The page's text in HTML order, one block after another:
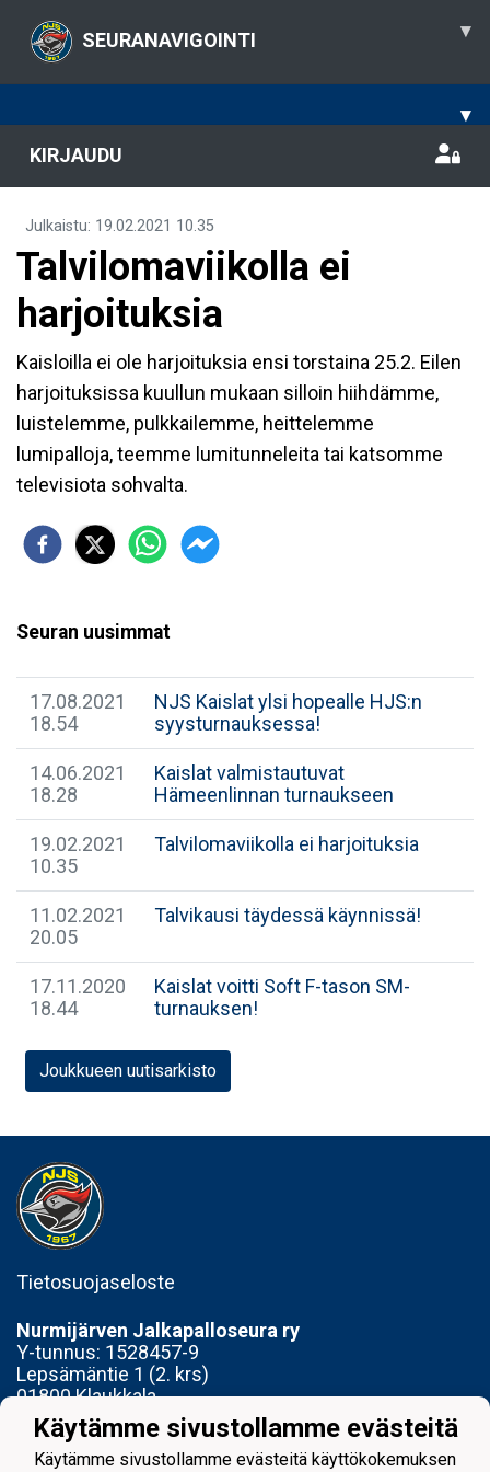
SEURANAVIGOINTI ▾
▾
KIRJAUDU
Julkaistu: 19.02.2021 10.35
Talvilomaviikolla ei
harjoituksia
Kaisloilla ei ole harjoituksia ensi torstaina 25.2. Eilen
harjoituksissa kuullun mukaan silloin hiihdämme,
luistelemme, pulkkailemme, heittelemme
lumipalloja, teemme lumitunneleita tai katsomme
televisiota sohvalta.
Seuran uusimmat
17.08.2021
18.54
NJS Kaislat ylsi hopealle HJS:n
syysturnauksessa!
14.06.2021
18.28
Kaislat valmistautuvat
Hämeenlinnan turnaukseen
19.02.2021
10.35
Talvilomaviikolla ei harjoituksia
11.02.2021
20.05
Talvikausi täydessä käynnissä!
17.11.2020
18.44
Kaislat voitti Soft F-tason SM-
turnauksen!
Joukkueen uutisarkisto
Tietosuojaseloste
Nurmijärven Jalkapalloseura ry
Y-tunnus: 1528457-9
Lepsämäntie 1 (2. krs)
01800 Klaukkala
Toimisto avoinna Ti 14-17 ja To 15-18
Käytämme sivustollamme evästeitä
Käytämme sivustollamme evästeitä käyttökokemuksen